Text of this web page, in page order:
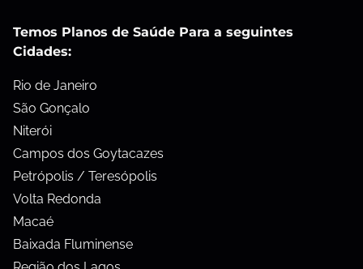
Temos Planos de Saúde Para a seguintes
Cidades:
Rio de Janeiro
São Gonçalo
Niterói
Campos dos Goytacazes
Petrópolis / Teresópolis
Volta Redonda
Macaé
Baixada Fluminense